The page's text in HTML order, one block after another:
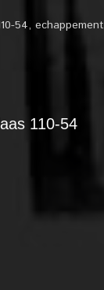
54, echappement
110-54